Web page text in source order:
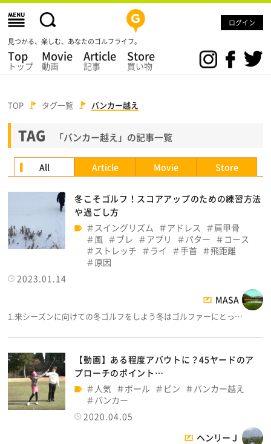
ログイン
見つかる、楽しむ、あなたのゴルフライフ。
Top
トップ
Movie
動画
Article
記事
Store
買い物
TOP タグ一覧 バンカー越え
TAG 「バンカー越え」の記事一覧
All Article Movie Store
冬こそゴルフ！スコアアップのための練習方法
や過ごし方
スイングリズム
アドレス
肩甲骨
風
ブレ アプリ パター
コース
ストレッチ
ライ 手首
飛距離
原因
2023.01.14
MASA
1.来シーズンに向けての冬ゴルフをしよう冬はゴルファーにとっ…
【動画】ある程度アバウトに？45ヤードのア
プローチのポイント…
人気
ボール ピン
バンカー越え
バンカー
2020.04.05
ヘンリーＪ